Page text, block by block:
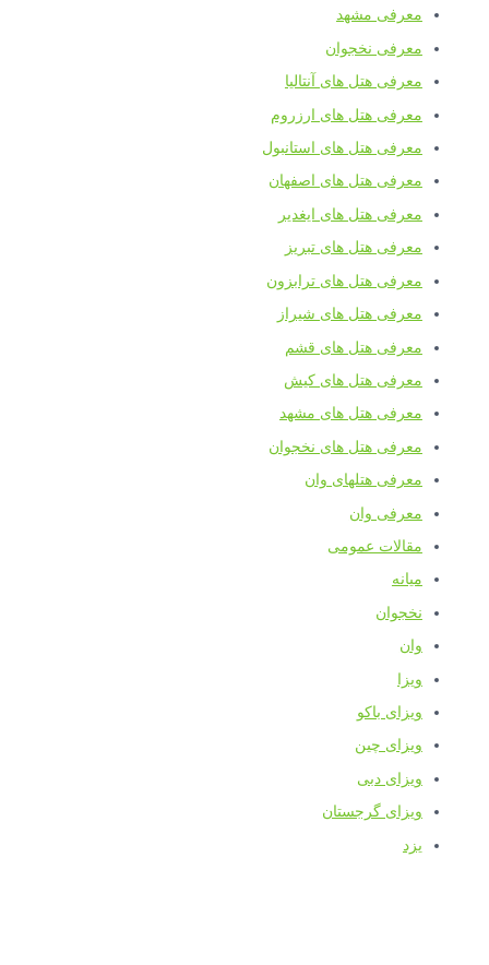
معرفی مشهد
معرفی نخجوان
معرفی هتل های آنتالیا
معرفی هتل های ارزروم
معرفی هتل های استانبول
معرفی هتل های اصفهان
معرفی هتل های ایغدیر
معرفی هتل های تبریز
معرفی هتل های ترابزون
معرفی هتل های شیراز
معرفی هتل های قشم
معرفی هتل های کیش
معرفی هتل های مشهد
معرفی هتل های نخجوان
معرفی هتلهای وان
معرفی وان
مقالات عمومی
میانه
نخجوان
وان
ویزا
ویزای باکو
ویزای چین
ویزای دبی
ویزای گرجستان
یزد